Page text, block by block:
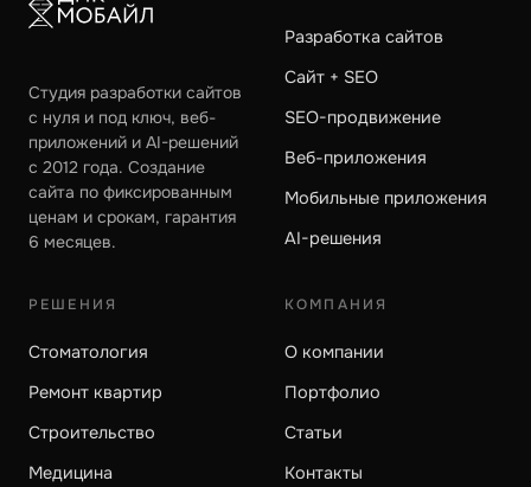
Студия разработки сайтов
с нуля и под ключ, веб-
приложений и AI-решений
с 2012 года. Создание
сайта по фиксированным
ценам и срокам, гарантия
6 месяцев.
Разработка сайтов
Сайт + SEO
SEO-продвижение
Веб-приложения
Мобильные приложения
AI-решения
РЕШЕНИЯ
Стоматология
Ремонт квартир
Строительство
Медицина
КОМПАНИЯ
О компании
Портфолио
Статьи
Контакты